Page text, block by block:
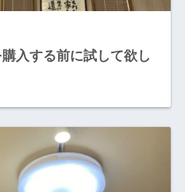
入する前に試して欲し